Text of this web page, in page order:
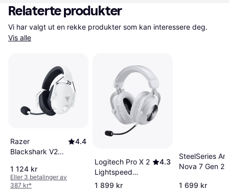
Relaterte produkter
Vis alle
Razer
Blackshark V2
Gamingheadset
4.4
1 124 kr
Eller 3 betalinger av
387 kr*
Logitech Pro X 2
Lightspeed
White
4.3
1 899 kr
SteelSeries
Nova 7 Gen 2
1 699 kr